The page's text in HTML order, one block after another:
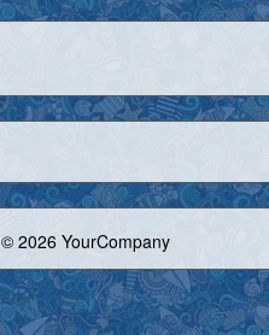
© 2026 YourCompany